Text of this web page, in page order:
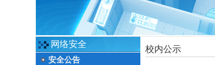
网络中心
信息中心
网络安全
安全公告
校内公示